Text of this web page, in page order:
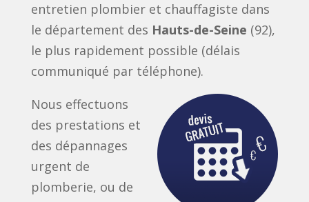
entretien plombier et chauffagiste dans
le département des Hauts-de-Seine (92),
le plus rapidement possible (délais
communiqué par téléphone).
Nous effectuons
des prestations et
des dépannages
urgent de
plomberie, ou de